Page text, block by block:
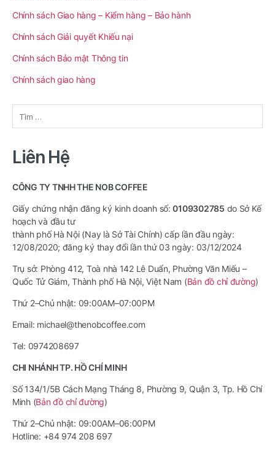
Chính sách Giao hàng – Kiểm hàng – Bảo hành
Chính sách Giải quyết Khiếu nại
Chính sách Bảo mật Thông tin
Chính sách giao hàng
Tìm
kiếm
Liên Hệ
CÔNG TY TNHH THE NOB COFFEE
Giấy chứng nhận đăng ký kinh doanh số:0109302785 do Sở Kế
hoạch và đầu tư
thành phố Hà Nội (Nay là Sở Tài Chính) cấp lần đầu ngày:
12/08/2020; đăng ký thay đổi lần thứ 03 ngày: 03/12/2024
Trụ sở: Phòng 412, Toà nhà 142 Lê Duẩn, Phường Văn Miếu –
Quốc Tử Giám, Thành phố Hà Nội, Việt Nam (Bản đồ chỉ đường)
Thứ 2–Chủ nhật: 09:00AM–07:00PM
Email: michael@thenobcoffee.com
Tel: 0974208697
CHI NHÁNH TP. HỒ CHÍ MINH
Số 134/1/5B Cách Mạng Tháng 8, Phường 9, Quận 3, Tp. Hồ Chí
Minh (Bản đồ chỉ đường)
Thứ 2–Chủ nhật: 09:00AM–06:00PM
Hotline: +84 974 208 697